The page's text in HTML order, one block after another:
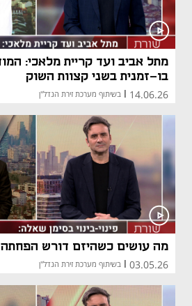
מתל אביב ועד קריית מלאכי:
בו-זמנית בשני קצוות השוק
14.06.26 בשיתוף מערכת זירת הנדל"ן
מה עושים כשהיזם דורש הפחתה
03.05.26 בשיתוף מערכת זירת הנדל"ן